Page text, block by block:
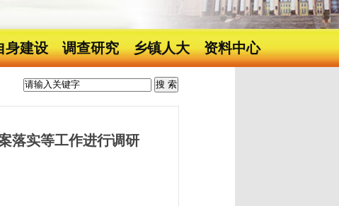
身建设 调查研究 乡镇人大 资料中心
落实等工作进行调研